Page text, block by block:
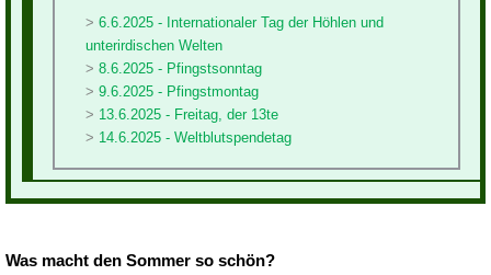
6.6.2025 - Internationaler Tag der Höhlen und
unterirdischen Welten
8.6.2025 - Pfingstsonntag
9.6.2025 - Pfingstmontag
13.6.2025 - Freitag, der 13te
14.6.2025 - Weltblutspendetag
Was macht den Sommer so schön?